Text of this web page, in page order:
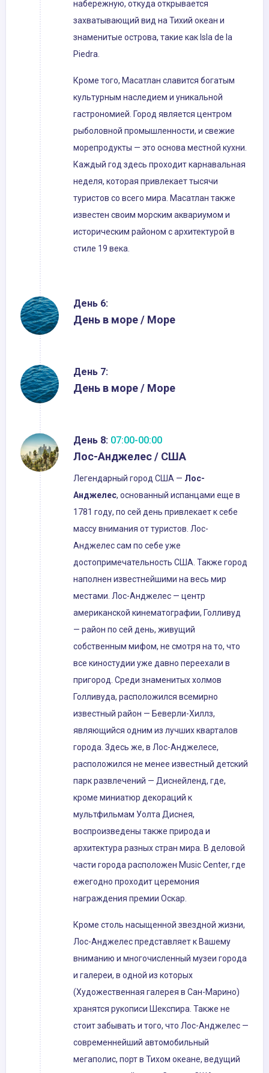
набережную, откуда открывается
захватывающий вид на Тихий океан и
знаменитые острова, такие как Isla de la
Piedra.
Кроме того, Масатлан славится богатым
культурным наследием и уникальной
гастрономией. Город является центром
рыболовной промышленности, и свежие
морепродукты — это основа местной кухни.
Каждый год здесь проходит карнавальная
неделя, которая привлекает тысячи
туристов со всего мира. Масатлан также
известен своим морским аквариумом и
историческим районом с архитектурой в
стиле 19 века.
День 6:
День в море / Море
День 7:
День в море / Море
День 8: 07:00-00:00
Лос-Анджелес / США
Легендарный город США — Лос-
Анджелес, основанный испанцами еще в
1781 году, по сей день привлекает к себе
массу внимания от туристов. Лос-
Анджелес сам по себе уже
достопримечательность США. Также город
наполнен известнейшими на весь мир
местами. Лос-Анджелес — центр
американской кинематографии, Голливуд
— район по сей день, живущий
собственным мифом, не смотря на то, что
все киностудии уже давно переехали в
пригород. Среди знаменитых холмов
Голливуда, расположился всемирно
известный район — Беверли-Хиллз,
являющийся одним из лучших кварталов
города. Здесь же, в Лос-Анджелесе,
расположился не менее известный детский
парк развлечений — Диснейленд, где,
кроме миниатюр декораций к
мультфильмам Уолта Диснея,
воспроизведены также природа и
архитектура разных стран мира. В деловой
части города расположен Music Center, где
ежегодно проходит церемония
награждения премии Оскар.
Кроме столь насыщенной звездной жизни,
Лос-Анджелес представляет к Вашему
вниманию и многочисленный музеи города
и галереи, в одной из которых
(Художественная галерея в Сан-Марино)
хранятся рукописи Шекспира. Также не
стоит забывать и того, что Лос-Анджелес —
современнейший автомобильный
мегаполис, порт в Тихом океане, ведущий